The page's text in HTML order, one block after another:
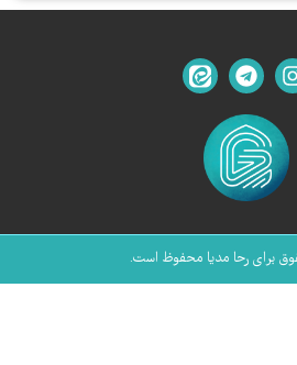
برای رحا مدیا محفوظ است.